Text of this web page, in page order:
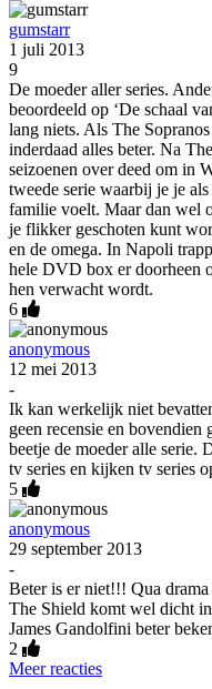
gumstarr
1 juli 2013
9
De moeder aller series.
beoordeeld op ‘De schaal
lang niets. Als The
inderdaad alles beter. Na
seizoenen over deed om in
tweede serie waarbij je je
familie voelt. Maar dan wel
je flikker geschoten kunt
en de omega. In Napoli
hele DVD box er doorheen
hen verwacht wordt.
6
anonymous
12 mei 2013
-
Ik kan werkelijk niet
geen recensie en
beetje de moeder alle serie.
tv series en kijken tv series
5
anonymous
29 september 2013
-
Beter is er niet!!! Qua
The Shield komt wel dicht
James Gandolfini beter
2
Meer reacties